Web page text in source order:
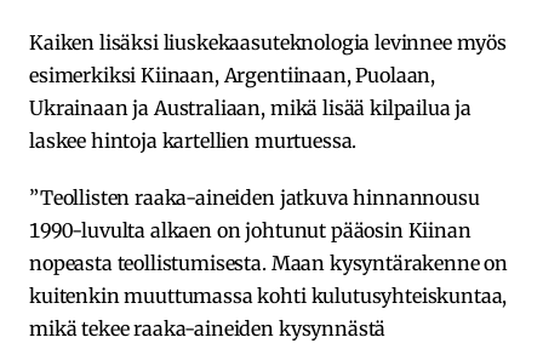
Kaiken lisäksi liuskekaasuteknologia levinnee myös
esimerkiksi Kiinaan, Argentiinaan, Puolaan,
Ukrainaan ja Australiaan, mikä lisää kilpailua ja
laskee hintoja kartellien murtuessa.
”Teollisten raaka-aineiden jatkuva hinnannousu
1990-luvulta alkaen on johtunut pääosin Kiinan
nopeasta teollistumisesta. Maan kysyntärakenne on
kuitenkin muuttumassa kohti kulutusyhteiskuntaa,
mikä tekee raaka-aineiden kysynnästä